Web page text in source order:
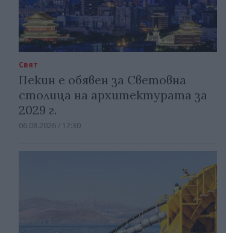
Свят
Пекин е обявен за Световна
столица на архитектурата за
2029 г.
06.08.2026 / 17:30